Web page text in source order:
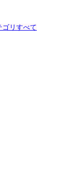
ゴリすべて